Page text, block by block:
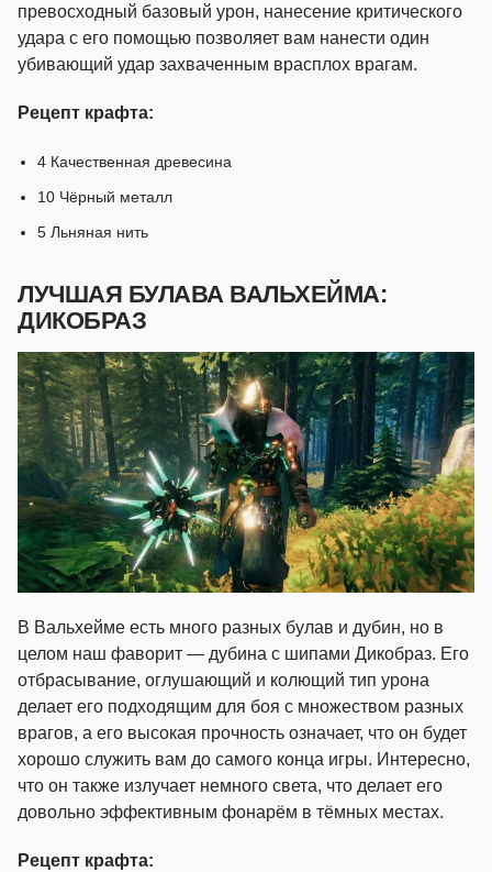
превосходный базовый урон, нанесение критического
удара с его помощью позволяет вам нанести один
убивающий удар захваченным врасплох врагам.
Рецепт крафта:
4 Качественная древесина
10 Чёрный металл
5 Льняная нить
ЛУЧШАЯ БУЛАВА ВАЛЬХЕЙМА:
ДИКОБРАЗ
В Вальхейме есть много разных булав и дубин, но в
целом наш фаворит — дубина с шипами Дикобраз. Его
отбрасывание, оглушающий и колющий тип урона
делает его подходящим для боя с множеством разных
врагов, а его высокая прочность означает, что он будет
хорошо служить вам до самого конца игры. Интересно,
что он также излучает немного света, что делает его
довольно эффективным фонарём в тёмных местах.
Рецепт крафта: